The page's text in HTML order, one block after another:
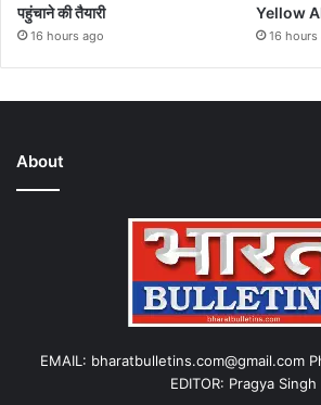
पहुंचाने की तैयारी
16 hours ago
Yellow
16 hours
About
EMAIL: bharatbulletins.com@gmail.com
EDITOR: Pragya Singh